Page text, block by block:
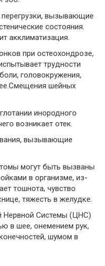
вызывающие
состояния.
акклиматизация.
при остеохондрозе,
трудности
головокружения,
шейных
инородного
возникает отек.
вызывающие
могут быть вызваны
в организме, из-
тошнота, чувство
тяжесть в желудке.
Нервной Системы (ЦНС)
в шее, онемением рук,
шумом в